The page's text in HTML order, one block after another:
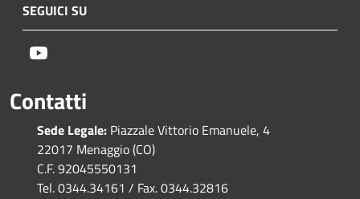
SEGUICI SU
Contatti
Sede Legale: Piazzale Vittorio Emanuele, 4
22017 Menaggio (CO)
C.F. 92045550131
Tel. 0344.34161 / Fax. 0344.32816